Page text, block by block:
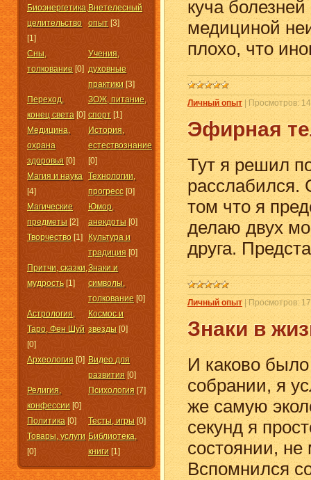
куча
медициной
плохо, что
Личный опыт|Просмотров:
Эфирная
Тут я решил
расслабился.
том что я
делаю двух
друга.
Личный опыт|Просмотров:
Знаки в
И каково
собрании, я
же самую
секунд я
состоянии, не
Вспомнился
Биоэнергетика,
целительство
[1]
Внетелесный
опыт [3]
Сны,
толкование [0]
Учения,
духовные
практики [3]
Переход,
конец света [0]
ЗОЖ, питание,
спорт [1]
Медицина,
охрана
здоровья [0]
История,
естествознание
[0]
Магия и наука
[4]
Технологии,
прогресс [0]
Магические
предметы [2]
Юмор,
анекдоты [0]
Творчество [1]
Культура и
традиция [0]
Притчи, сказки,
мудрость [1]
Знаки и
символы,
толкование [0]
Астрология,
Таро, Фен Шуй
[0]
Космос и
звезды [0]
Археология [0] Видео для
развития [0]
Религия,
конфессии [0]
Психология [7]
Политика [0] Тесты, игры [0]
Товары, услуги
[0]
Библиотека,
книги [1]